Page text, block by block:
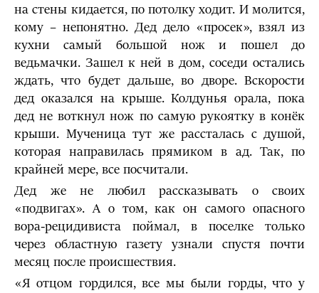
на стены кидается, по потолку ходит. И молится,
кому – непонятно. Дед дело «просек», взял из
кухни самый большой нож и пошел до
ведьмачки. Зашел к ней в дом, соседи остались
ждать, что будет дальше, во дворе. Вскорости
дед оказался на крыше. Колдунья орала, пока
дед не воткнул нож по самую рукоятку в конёк
крыши. Мученица тут же рассталась с душой,
которая направилась прямиком в ад. Так, по
крайней мере, все посчитали.
Дед же не любил рассказывать о своих
«подвигах». А о том, как он самого опасного
вора-рецидивиста поймал, в поселке только
через областную газету узнали спустя почти
месяц после происшествия.
«Я отцом гордился, все мы были горды, что у